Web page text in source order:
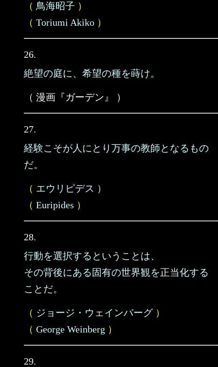
（ 鳥海昭子 ）
（ Toriumi Akiko ）
26.
絶望の庭に、希望の種を蒔け。
（ 漫画『ガーデン』 ）
27.
経験こそが人にとり万事の教師となるもの
だ。
（ エウリピデス ）
（ Euripides ）
28.
行動を選択するということは、
その背後にある固有の世界観を正当化する
ことだ。
（ ジョージ・ウェインバーグ）
（ George Weinberg ）
29.